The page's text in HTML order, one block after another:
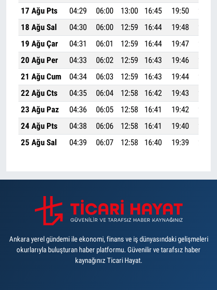
17 Ağu Pts
04:29 06:00 13:00 16:45 19:50
18 Ağu Sal
04:30 06:00 12:59 16:44 19:48
19 Ağu Çar
04:31 06:01 12:59 16:44 19:47
20 Ağu Per
04:33 06:02 12:59 16:43 19:46
21 Ağu Cum
04:34 06:03 12:59 16:43 19:44
22 Ağu Cts
04:35 06:04 12:58 16:42 19:43
23 Ağu Paz
04:36 06:05 12:58 16:41 19:42
24 Ağu Pts
04:38 06:06 12:58 16:41 19:40
25 Ağu Sal
04:39 06:07 12:58 16:40 19:39
Ankara yerel gündemi ile ekonomi, finans ve iş dünyasındaki gelişmeleri
okurlarıyla buluşturan haber platformu. Güvenilir ve tarafsız haber
kaynağınız Ticari Hayat.